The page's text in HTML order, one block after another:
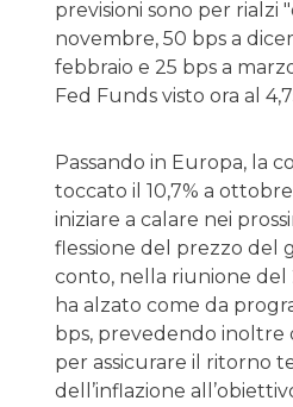
previsioni sono per rialzi
novembre, 50 bps a
febbraio e 25 bps a
Fed Funds visto ora al
Passando in Europa, la
toccato il 10,7% a
iniziare a calare nei
flessione del prezzo del
conto, nella riunione del
ha alzato come da
bps, prevedendo
per assicurare il ritorno
dell’inflazione